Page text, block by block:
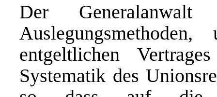
Der
entgeltlichen
Systematik des